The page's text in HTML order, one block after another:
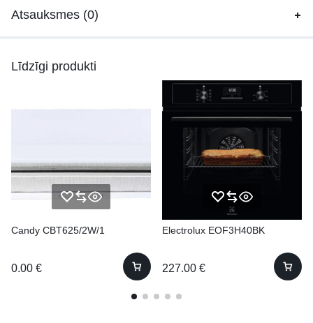
Atsauksmes (0)
Līdzīgi produkti
Candy CBT625/2W/1
0.00 €
Electrolux EOF3H40BK
227.00 €